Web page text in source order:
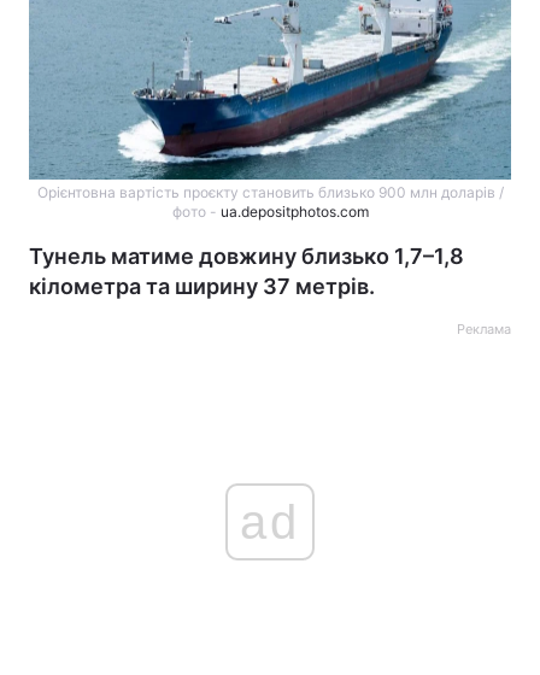
Орієнтовна вартість проєкту становить близько 900 млн доларів /
фото - ua.depositphotos.com
Тунель матиме довжину близько 1,7–1,8
кілометра та ширину 37 метрів.
Реклама
ad